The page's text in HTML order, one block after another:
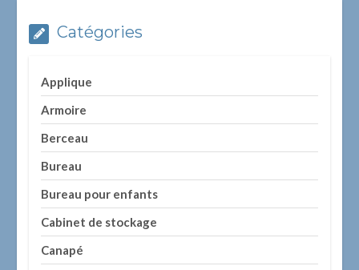
Catégories
Applique
Armoire
Berceau
Bureau
Bureau pour enfants
Cabinet de stockage
Canapé